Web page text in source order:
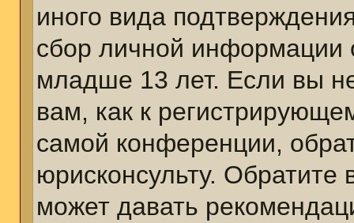
иного вида
сбор личной информации
младше 13 лет. Если вы
вам, как к
самой конференции,
юрисконсульту.
может давать